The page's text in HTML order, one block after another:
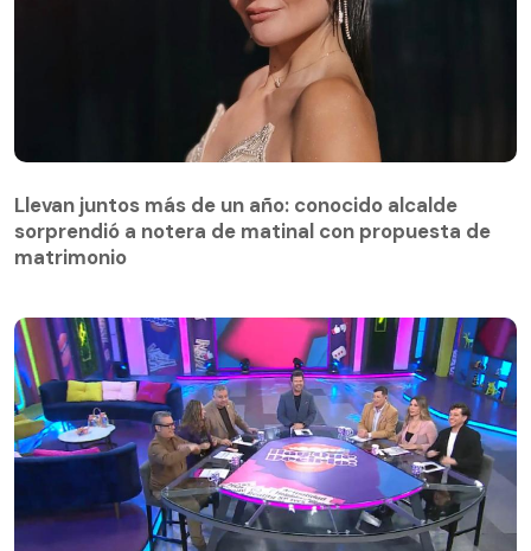
Llevan juntos más de un año: conocido alcalde
sorprendió a notera de matinal con propuesta de
matrimonio